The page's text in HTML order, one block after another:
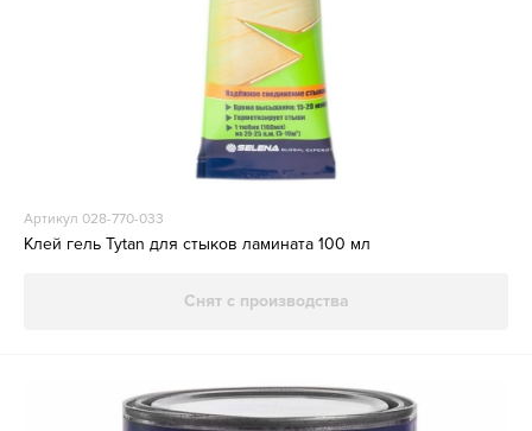
Артикул 028-770-033
Клей гель Tytan для стыков ламината 100 мл
Снят с производства